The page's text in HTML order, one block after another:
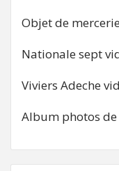
Objet de
Nationale sept
Viviers Adeche
Album photos de